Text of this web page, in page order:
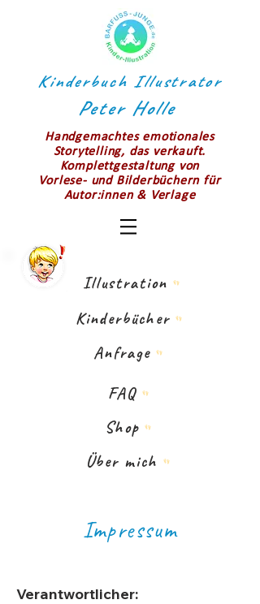
Kinderbuch Illustrator
Peter Holle
Handgemachtes emotionales
Storytelling, das verkauft.
Komplettgestaltung von
Vorlese- und Bilderbüchern für
Autor:innen & Verlage
Anfrage
FAQ
Shop
Über mich
Illustration
Kinderbücher
​Impressum
Verantwortlicher: